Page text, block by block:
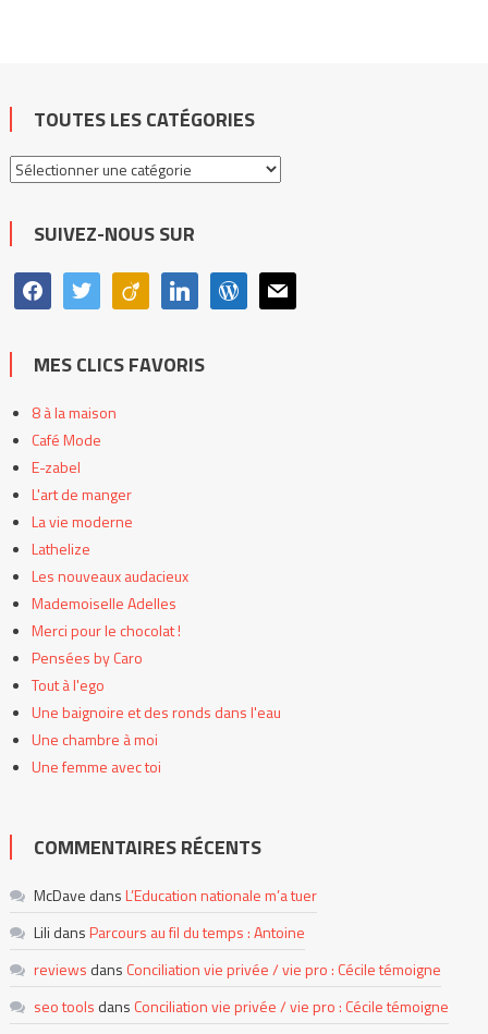
TOUTES LES CATÉGORIES
Toutes
catégories
SUIVEZ-NOUS SUR
facebooktwitter viadeo linkedin wordpress
mail
MES CLICS FAVORIS
8 à la maison
Café Mode
E-zabel
L'art de manger
La vie moderne
Lathelize
Les nouveaux audacieux
Mademoiselle Adelles
Merci pour le chocolat !
Pensées by Caro
Tout à l'ego
Une baignoire et des ronds dans l'eau
Une chambre à moi
Une femme avec toi
COMMENTAIRES RÉCENTS
McDave dansL’Education nationale m’a tuer
Lili dansParcours au fil du temps : Antoine
reviews dans Conciliation vie privée / vie pro : Cécile témoigne
seo tools dans Conciliation vie privée / vie pro : Cécile témoigne